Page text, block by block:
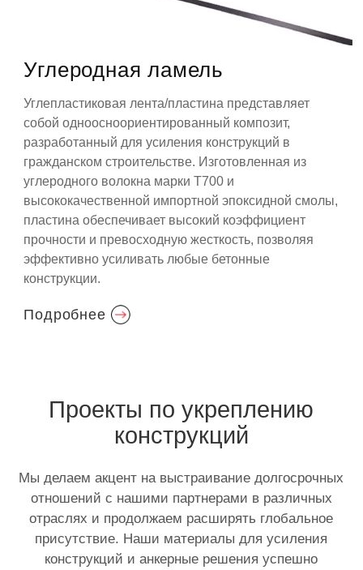
Углеродная ламель
Углепластиковая лента/пластина представляет
собой одноосноориентированный композит,
разработанный для усиления конструкций в
гражданском строительстве. Изготовленная из
углеродного волокна марки T700 и
высококачественной импортной эпоксидной смолы,
пластина обеспечивает высокий коэффициент
прочности и превосходную жесткость, позволяя
эффективно усиливать любые бетонные
конструкции.
Подробнее
Проекты по укреплению
конструкций
Мы делаем акцент на выстраивание долгосрочных
отношений с нашими партнерами в различных
отраслях и продолжаем расширять глобальное
присутствие. Наши материалы для усиления
конструкций и анкерные решения успешно